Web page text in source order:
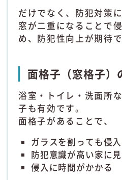
だけでなく、防犯対策
窓が二重になることで
め、防犯性向上が期待で
面格子（窓格子）
浴室・トイレ・洗面所
子も有効です。
面格子があることで、
ガラスを割っても侵
防犯意識が高い家に
侵入に時間がかかる